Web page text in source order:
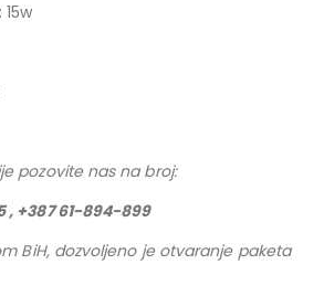
pozovite nas na broj:
, +387 61-894-899
BiH, dozvoljeno je otvaranje paketa